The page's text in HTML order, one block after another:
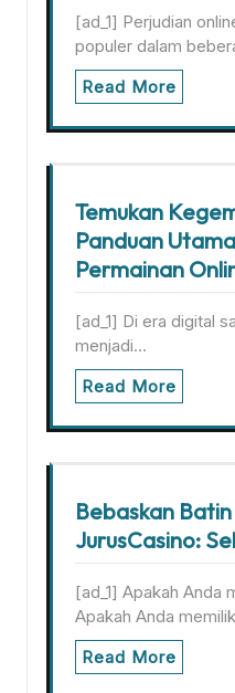
[ad_1] Perjudian
populer dalam
Read More
Temukan
Panduan
Permainan
[ad_1] Di era digital
menjadi…
Read More
Bebaskan
JurusCasino:
[ad_1] Apakah Anda
Apakah Anda
Read More